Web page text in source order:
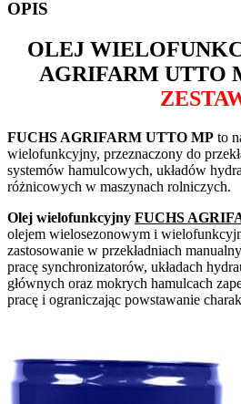
OPIS
OLEJ
AGRIFARM UTTO
FUCHS AGRIFARM UTTO MP to
wielofunkcyjny, przeznaczony do
systemów hamulcowych, układów
różnicowych w maszynach rolniczych.
Olej wielofunkcyjny FUCHS
olejem wielosezonowym i
zastosowanie w przekładniach
pracę synchronizatorów, układach
głównych oraz mokrych hamulcach
pracę i ograniczając powstawanie